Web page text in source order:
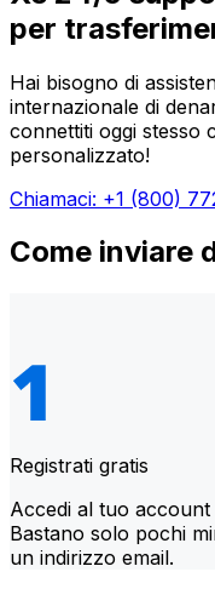
per
Hai bisogno di
internazionale di
connettiti oggi stesso
personalizzato!
Chiamaci: +1 (800)
Come inviare
Registrati gratis
Accedi al tuo
Bastano solo pochi
un indirizzo email.